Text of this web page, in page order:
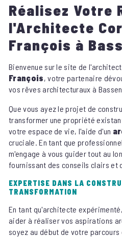
Réalisez Votre
l'Architecte
François à
Bienvenue sur le site de
François, votre partenaire
vos rêves architecturaux à
Que vous ayez le projet de
transformer une propriété
votre espace de vie, l'aide d'un
cruciale. En tant que
m'engage à vous guider tout au
fournissant des conseils clairs et
EXPERTISE DANS LA
TRANSFORMATION
En tant qu'architecte
aider à réaliser vos aspirations
soyez au début de votre